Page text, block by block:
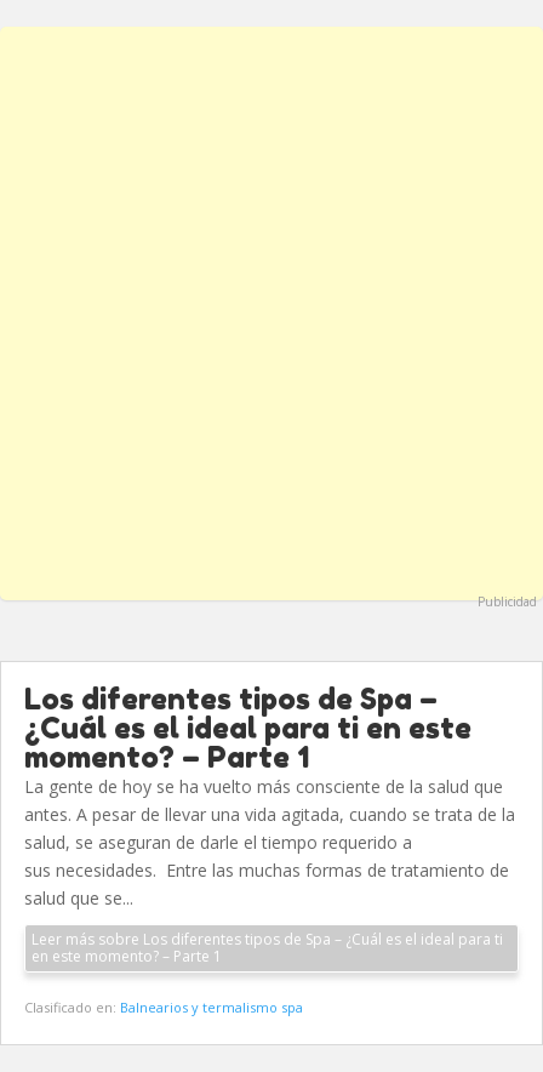
Publicidad
Los diferentes tipos de Spa –
¿Cuál es el ideal para ti en este
momento? – Parte 1
La gente de hoy se ha vuelto más consciente de la salud que
antes. A pesar de llevar una vida agitada, cuando se trata de la
salud, se aseguran de darle el tiempo requerido a
sus necesidades. Entre las muchas formas de tratamiento de
salud que se...
Leer más sobre Los diferentes tipos de Spa – ¿Cuál es el ideal para ti
en este momento? – Parte 1
Clasificado en: Balnearios y termalismo spa